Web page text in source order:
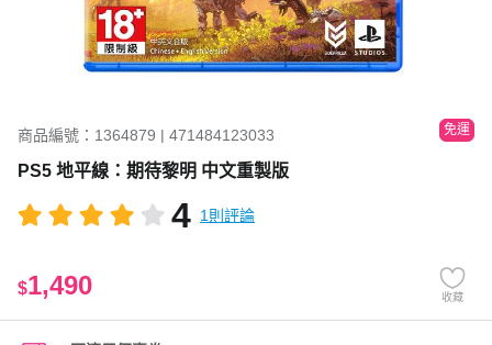
商品編號：1364879 | 471484123033 免運
PS5 地平線：期待黎明 中文重製版
4 1則評論
$1,490 收藏